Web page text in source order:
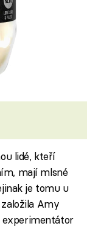
lidé, kteří
mají mlsné
je tomu u
Amy
experimentátor